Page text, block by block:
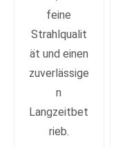
feine
Strahlqualit
ät und einen
zuverlässige
n
Langzeitbet
rieb.